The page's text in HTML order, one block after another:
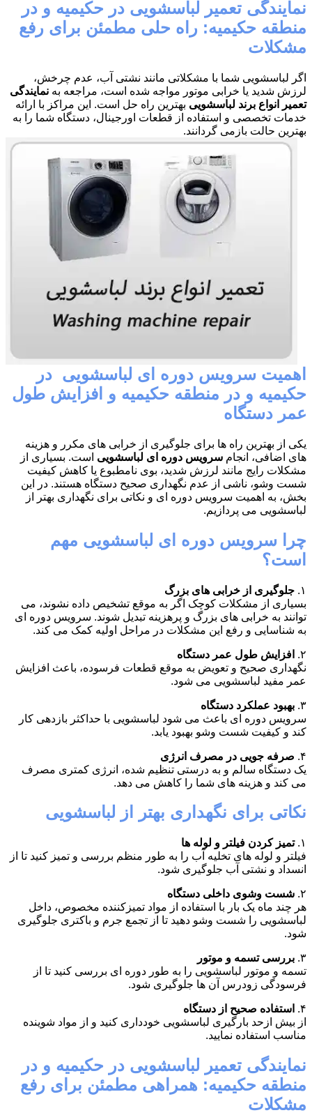
نمایندگی تعمیر لباسشویی در حکیمیه و در
منطقه حکیمیه: راه حلی مطمئن برای رفع
مشکلات
اگر لباسشویی شما با مشکلاتی مانند نشتی آب، عدم چرخش،
لرزش شدید یا خرابی موتور مواجه شده است، مراجعه به نمایندگی
تعمیر انواع برند لباسشویی بهترین راه حل است. این مراکز با ارائه
خدمات تخصصی و استفاده از قطعات اورجینال، دستگاه شما را به
بهترین حالت بازمی گردانند.
اهمیت سرویس دوره ای لباسشویی در
حکیمیه و در منطقه حکیمیه و افزایش طول
عمر دستگاه
یکی از بهترین راه ها برای جلوگیری از خرابی های مکرر و هزینه
های اضافی، انجام سرویس دوره ای لباسشویی است. بسیاری از
مشکلات رایج مانند لرزش شدید، بوی نامطبوع یا کاهش کیفیت
شست وشو، ناشی از عدم نگهداری صحیح دستگاه هستند. در این
بخش، به اهمیت سرویس دوره ای و نکاتی برای نگهداری بهتر از
لباسشویی می پردازیم.
چرا سرویس دوره ای لباسشویی مهم
است؟
۱. جلوگیری از خرابی های بزرگ
بسیاری از مشکلات کوچک اگر به موقع تشخیص داده نشوند، می
توانند به خرابی های بزرگ و پرهزینه تبدیل شوند. سرویس دوره ای
به شناسایی و رفع این مشکلات در مراحل اولیه کمک می کند.
۲.
افزایش طول عمر دستگاه
نگهداری صحیح و تعویض به موقع قطعات فرسوده، باعث افزایش
عمر مفید لباسشویی می شود.
۳. بهبود عملکرد دستگاه
سرویس دوره ای باعث می شود لباسشویی با حداکثر بازدهی کار
کند و کیفیت شست وشو بهبود یابد.
۴. صرفه جویی در مصرف انرژی
یک دستگاه سالم و به درستی تنظیم شده، انرژی کمتری مصرف
می کند و هزینه های شما را کاهش می دهد.
نکاتی برای نگهداری بهتر از لباسشویی
۱. تمیز کردن فیلتر و لوله ها
فیلتر و لوله های تخلیه آب را به طور منظم بررسی و تمیز کنید تا از
انسداد و نشتی آب جلوگیری شود.
۲. شست وشوی داخلی دستگاه
هر چند ماه یک بار با استفاده از مواد تمیزکننده مخصوص، داخل
لباسشویی را شست وشو دهید تا از تجمع جرم و باکتری جلوگیری
شود.
۳. بررسی تسمه و موتور
تسمه و موتور لباسشویی را به طور دوره ای بررسی کنید تا از
فرسودگی زودرس آن ها جلوگیری شود.
۴.
استفاده صحیح از دستگاه
از بیش ازحد بارگیری لباسشویی خودداری کنید و از مواد شوینده
مناسب استفاده نمایید.
نمایندگی تعمیر لباسشویی در حکیمیه و در
منطقه حکیمیه: همراهی مطمئن برای رفع
مشکلات